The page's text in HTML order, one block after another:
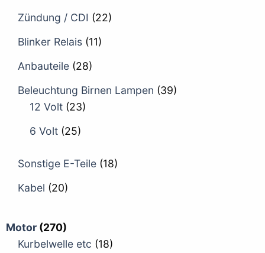
Zündung / CDI (22)
Blinker Relais (11)
Anbauteile (28)
Beleuchtung Birnen Lampen (39)
12 Volt (23)
6 Volt (25)
Sonstige E-Teile (18)
Kabel (20)
Motor (270)
Kurbelwelle etc (18)